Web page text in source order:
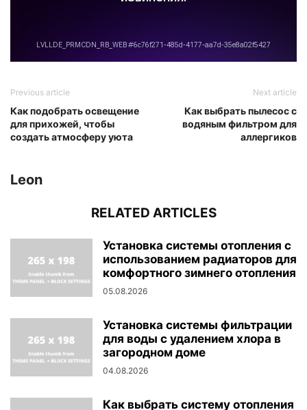
Previous article
Как подобрать освещение
для прихожей, чтобы
создать атмосферу уюта
Next article
Как выбрать пылесос с
водяным фильтром для
аллергиков
Leon
RELATED ARTICLES
Установка системы отопления с
использованием радиаторов для
комфортного зимнего отопления
05.08.2026
Установка системы фильтрации
для воды с удалением хлора в
загородном доме
04.08.2026
Как выбрать систему отопления